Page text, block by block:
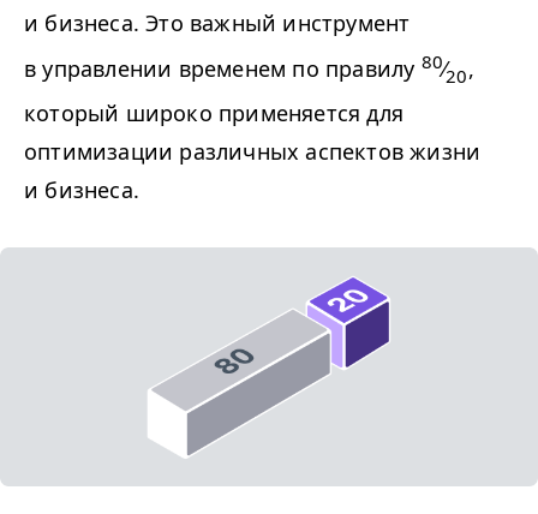
и бизнеса. Это важный инструмент
в управлении временем по правилу 80⁄20,
который широко применяется для
оптимизации различных аспектов жизни
и бизнеса.